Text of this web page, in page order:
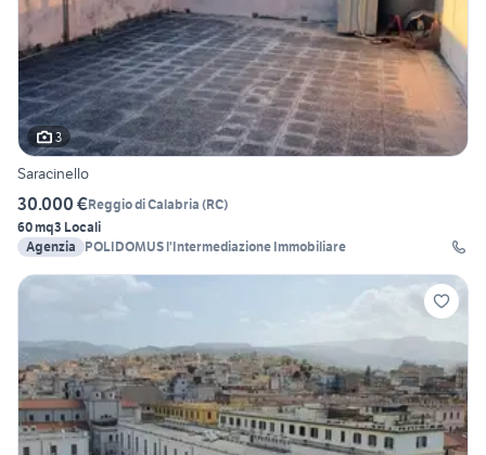
3
Saracinello
30.000 €Reggio di Calabria (RC)
60 mq3 Locali
Agenzia
POLIDOMUS l'Intermediazione Immobiliare